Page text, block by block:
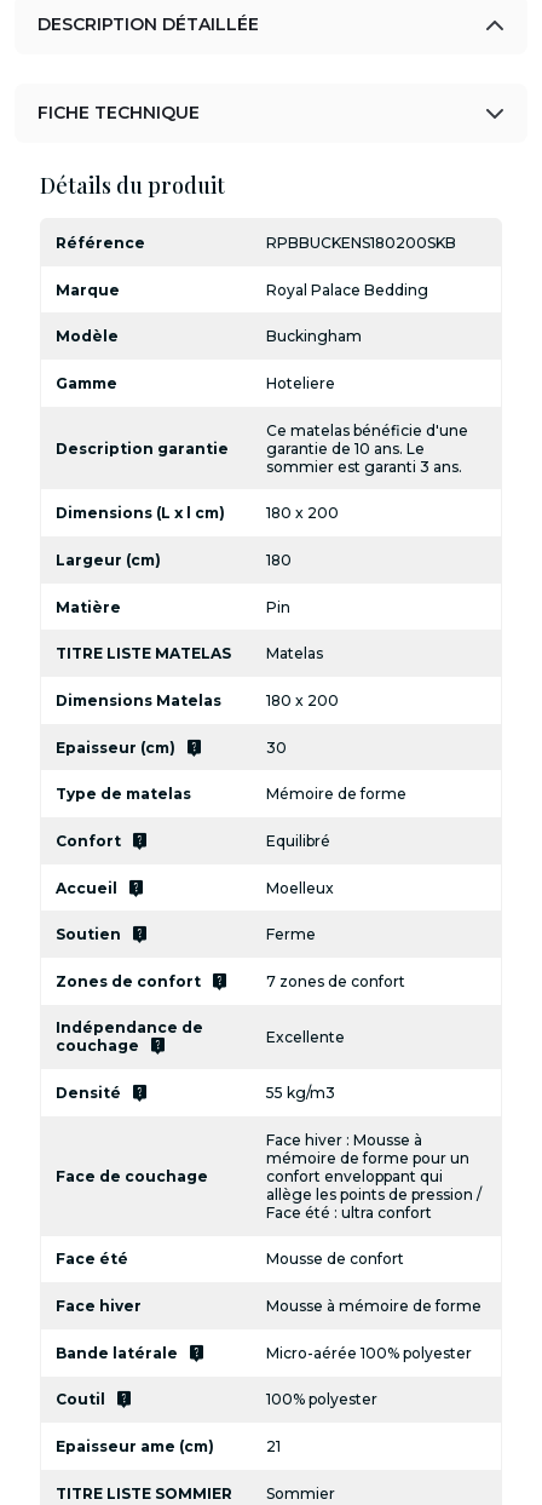
DESCRIPTION DÉTAILLÉE
FICHE TECHNIQUE
Détails du produit
Référence RPBBUCKENS180200SKB
Marque Royal Palace Bedding
Modèle Buckingham
Gamme Hoteliere
Description garantie
Ce matelas bénéficie d'une
garantie de 10 ans. Le
sommier est garanti 3 ans.
Dimensions (L x l cm) 180 x 200
Largeur (cm) 180
Matière Pin
TITRE LISTE MATELAS Matelas
Dimensions Matelas 180 x 200
Epaisseur (cm) live_help 30
Type de matelas Mémoire de forme
Confort live_help Equilibré
Accueil live_help Moelleux
Soutien live_help Ferme
Zones de confort live_help 7 zones de confort
Indépendance de
couchage
live_help Excellente
Densité live_help 55 kg/m3
Face de couchage
Face hiver : Mousse à
mémoire de forme pour un
confort enveloppant qui
allège les points de pression /
Face été : ultra confort
Face été Mousse de confort
Face hiver Mousse à mémoire de forme
Bande latérale live_help Micro-aérée 100% polyester
Coutil live_help 100% polyester
Epaisseur ame (cm) 21
TITRE LISTE SOMMIER Sommier